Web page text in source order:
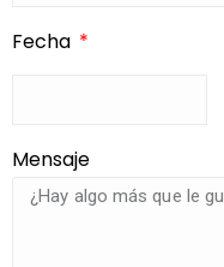
Fecha
Mensaje